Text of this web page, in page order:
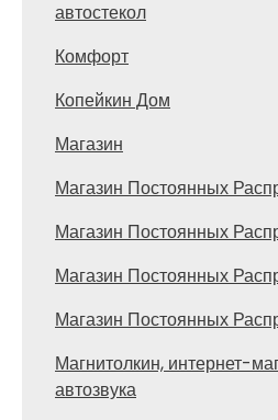
автостекол
Комфорт
Копейкин Дом
Магазин
Магазин Постоянных
Магазин Постоянных
Магазин Постоянных
Магазин Постоянных
Магнитолкин, интернет-
автозвука